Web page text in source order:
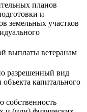
планов
и
земельных участков
выплаты ветеранам
разрешенный вид
объекта капитального